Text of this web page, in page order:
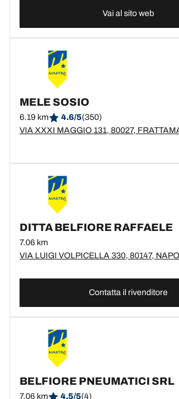
Vai al sito web
MELE SOSIO
6.19 km 4.6/5(350)
VIA XXXI MAGGIO 131, 80027,
DITTA BELFIORE RAFFAELE
7.06 km
VIA LUIGI VOLPICELLA 330, 80147,
Contatta il rivenditore
BELFIORE PNEUMATICI SRL
7.06 km 4.5/5(4)